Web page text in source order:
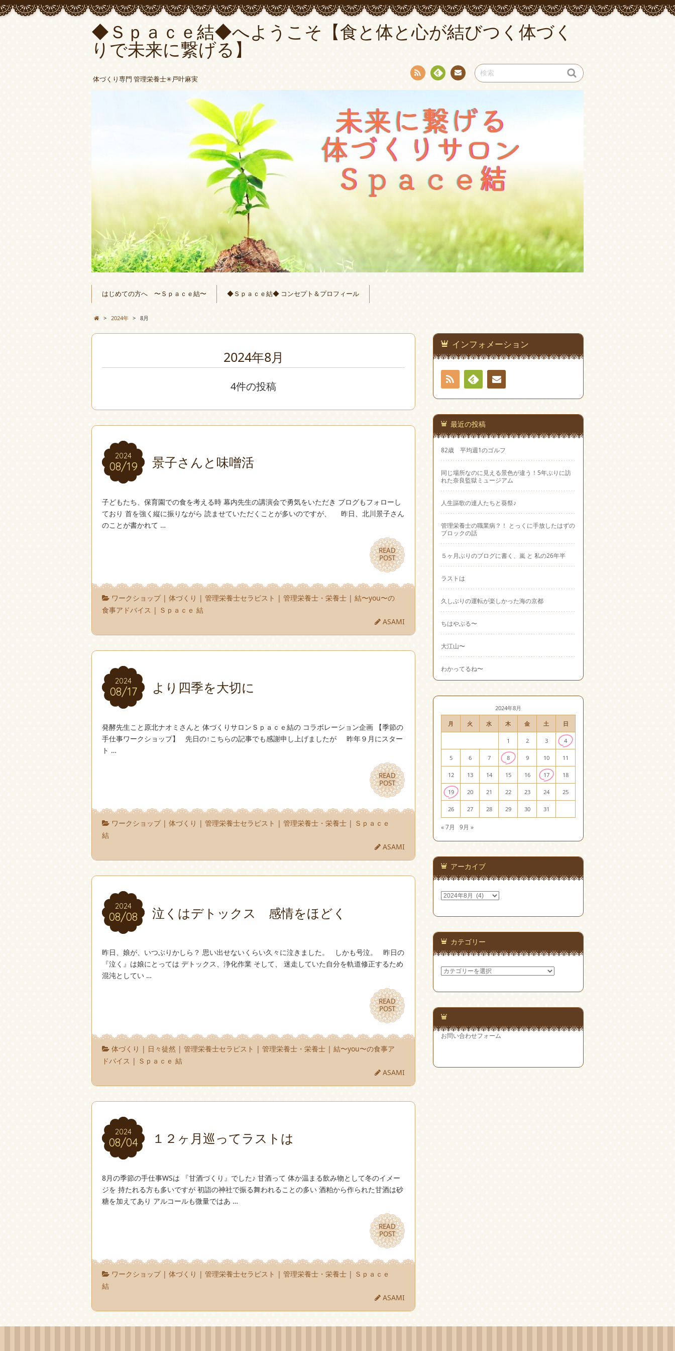
◆Ｓｐａｃｅ結◆へようこそ【食と体と心が結びつく体づく
りで未来に繋げる】
体づくり専門 管理栄養士✳︎戸叶麻実
RSS
Fee
はじめての方へ 〜Ｓｐａｃｅ結〜 ◆Ｓｐａｃｅ結◆ コンセプト＆プロフィール
> 2024年 > 8月
2024年8月
4件の投稿
2024
08/19
2024
08/19 景子さんと味噌活
子どもたち、保育園での食を考える時 幕内先生の講演会で勇気をいただき ブログもフォローし
ており 首を強く縦に振りながら 読ませていただくことが多いのですが、 昨日、北川景子さん
のことが書かれて …
READ
POST
READ
POST
ワークショップ|体づくり |管理栄養士セラピスト |管理栄養士・栄養士 |結〜you〜の
食事アドバイス | Ｓｐａｃｅ 結
ASAMI
2024
08/17
2024
08/17 より四季を大切に
発酵先生こと原北ナオミさんと 体づくりサロンＳｐａｃｅ結の コラボレーション企画 【季節の
手仕事ワークショップ】 先日の↑こちらの記事でも感謝申し上げましたが 昨年９月にスター
ト …
READ
POST
READ
POST
ワークショップ|体づくり |管理栄養士セラピスト |管理栄養士・栄養士 | Ｓｐａｃｅ
結
ASAMI
2024
08/08
2024
08/08 泣くはデトックス 感情をほどく
昨日、娘が、いつぶりかしら？ 思い出せないくらい久々に泣きました。 しかも号泣。 昨日の
『泣く』は娘にとっては デトックス、浄化作業 そして、 迷走していた自分を軌道修正するため
混沌としてい …
READ
POST
READ
POST
体づくり | 日々徒然 |管理栄養士セラピスト |管理栄養士・栄養士 |結〜you〜の食事ア
ドバイス | Ｓｐａｃｅ 結
ASAMI
2024
08/04
2024
08/04 １２ヶ月巡ってラストは
8月の季節の手仕事WSは 『甘酒づくり』でした♪ 甘酒って 体か温まる飲み物として冬のイメー
ジを 持たれる方も多いですが 初詣の神社で振る舞われることの多い 酒粕から作られた甘酒は砂
糖を加えてあり アルコールも微量ではあ …
READ
POST
READ
POST
ワークショップ|体づくり |管理栄養士セラピスト |管理栄養士・栄養士 | Ｓｐａｃｅ
結
ASAMI
インフォメーション
RSS
Feedly連絡
先
最近の投稿
82歳 平均週1のゴルフ
同じ場所なのに見える景色が違う！5年ぶりに訪
れた奈良監獄ミュージアム
人生謳歌の達人たちと葵祭♪
管理栄養士の職業病？！ とっくに手放したはずの
ブロックの話
５ヶ月ぶりのブログに書く、嵐 と 私の26年半
ラストは
久しぶりの運転が楽しかった海の京都
ちはやぶる〜
大江山〜
わかってるね〜
2024年8月
月 火 水 木 金 土 日
1 2 3 4
5 6 7 8 9 10 11
12 13 14 15 16 17 18
19 20 21 22 23 24 25
26 27 28 29 30 31
« 7月 9月 »
アーカイブ
ア
ー
イ
カテゴリー
カ
テ
リ
お問い合わせフォーム